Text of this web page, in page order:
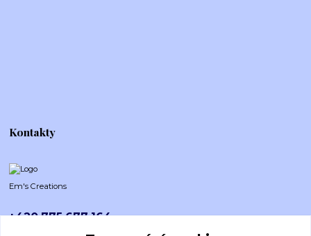
Kontakty
Em's Creations
+420 775 677 164